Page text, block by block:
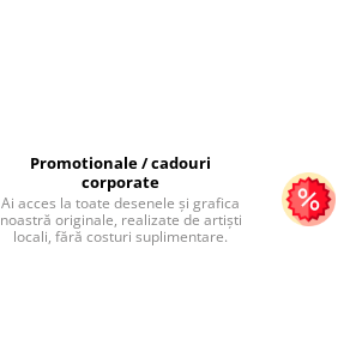
Promotionale / cadouri
corporate
Ai acces la toate desenele și grafica
noastră originale, realizate de artiști
locali, fără costuri suplimentare.